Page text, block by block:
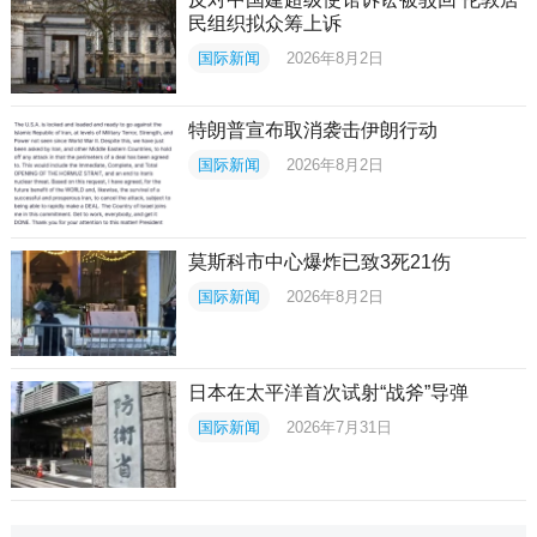
民组织拟众筹上诉
国际新闻 2026年8月2日
特朗普宣布取消袭击伊朗行动
国际新闻 2026年8月2日
莫斯科市中心爆炸已致3死21伤
国际新闻 2026年8月2日
日本在太平洋首次试射“战斧”导弹
国际新闻 2026年7月31日